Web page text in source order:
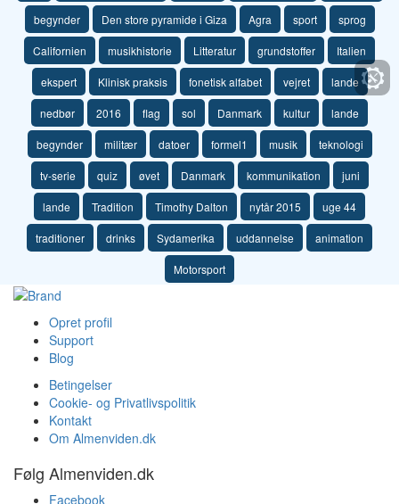
begynder Den store pyramide i Giza Agra sport sprog
Californien musikhistorie Litteratur grundstoffer Italien
ekspert Klinisk praksis fonetisk alfabet vejret lande
nedbør 2016 flag sol Danmark kultur lande
begynder militær datoer formel1 musik teknologi
tv-serie quiz øvet Danmark kommunikation juni
lande Tradition Timothy Dalton nytår 2015 uge 44
traditioner drinks Sydamerika uddannelse animation
Motorsport
Opret profil
Support
Blog
Betingelser
Cookie- og Privatlivspolitik
Kontakt
Om Almenviden.dk
Følg Almenviden.dk
Facebook